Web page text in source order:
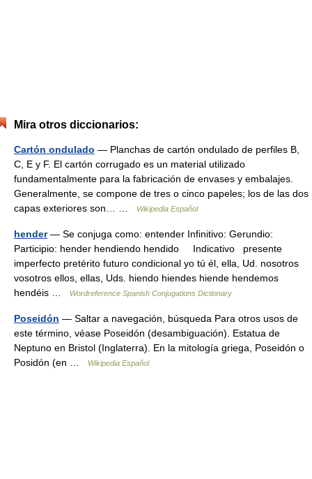
Mira otros diccionarios:
Cartón ondulado — Planchas de cartón ondulado de perfiles B,
C, E y F. El cartón corrugado es un material utilizado
fundamentalmente para la fabricación de envases y embalajes.
Generalmente, se compone de tres o cinco papeles; los de las dos
capas exteriores son… …
Wikipedia Español
hender— Se conjuga como: entender Infinitivo: Gerundio:
Participio: hender hendiendo hendido Indicativo presente
imperfecto pretérito futuro condicional yo tú él, ella, Ud. nosotros
vosotros ellos, ellas, Uds. hiendo hiendes hiende hendemos
hendéis …
Wordreference Spanish Conjugations Dictionary
Poseidón — Saltar a navegación, búsqueda Para otros usos de
este término, véase Poseidón (desambiguación). Estatua de
Neptuno en Bristol (Inglaterra). En la mitología griega, Poseidón o
Posidón (en …
Wikipedia Español